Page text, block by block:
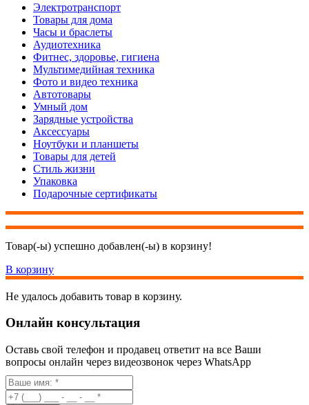
Электротранспорт
Товары для дома
Часы и браслеты
Аудиотехника
Фитнес, здоровье, гигиена
Мультимедийная техника
Фото и видео техника
Автотовары
Умный дом
Зарядные устройства
Аксессуары
Ноутбуки и планшеты
Товары для детей
Стиль жизни
Упаковка
Подарочные сертификаты
Товар(-ы) успешно добавлен(-ы) в корзину!
В корзину
Не удалось добавить товар в корзину.
Онлайн консультация
Оставь свой телефон и продавец ответит на все Ваши
вопросы онлайн через видеозвонок через WhatsApp